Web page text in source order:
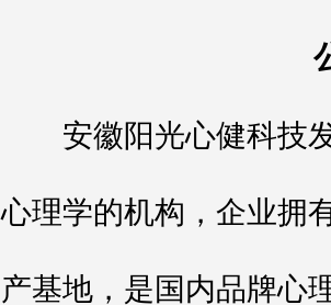
安徽阳光心健科技发
心理学的机构，企业拥
产基地，是国内品牌心